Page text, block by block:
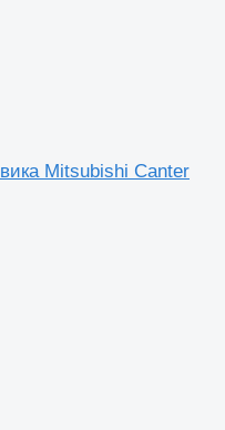
Mitsubishi Canter